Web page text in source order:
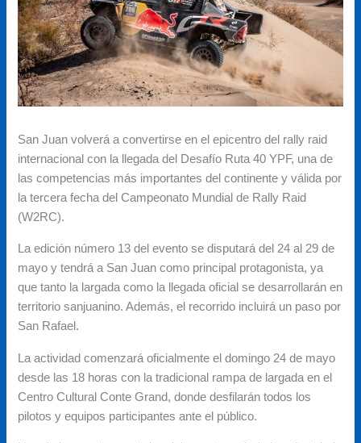
San Juan volverá a convertirse en el epicentro del rally raid
internacional con la llegada del Desafío Ruta 40 YPF, una de
las competencias más importantes del continente y válida por
la tercera fecha del Campeonato Mundial de Rally Raid
(W2RC).
La edición número 13 del evento se disputará del 24 al 29 de
mayo y tendrá a San Juan como principal protagonista, ya
que tanto la largada como la llegada oficial se desarrollarán en
territorio sanjuanino. Además, el recorrido incluirá un paso por
San Rafael.
La actividad comenzará oficialmente el domingo 24 de mayo
desde las 18 horas con la tradicional rampa de largada en el
Centro Cultural Conte Grand, donde desfilarán todos los
pilotos y equipos participantes ante el público.